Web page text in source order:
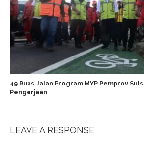
49 Ruas Jalan Program MYP Pemprov
Pengerjaan
LEAVE A RESPONSE